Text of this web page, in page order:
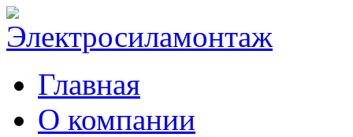
Главная
О компании